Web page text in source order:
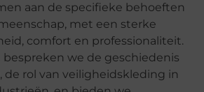
aan de specifieke behoeften
met een sterke
comfort en professionaliteit.
we de geschiedenis
de rol van veiligheidskleding in